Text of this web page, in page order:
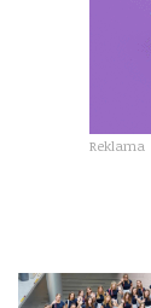
Reklama